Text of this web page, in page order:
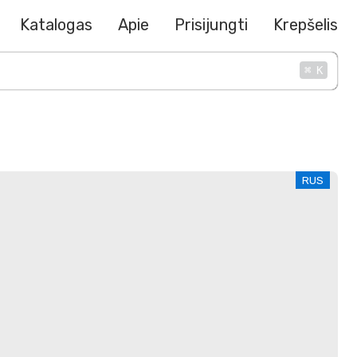
Katalogas Apie Prisijungti Krepšelis
⌘ K
RUS